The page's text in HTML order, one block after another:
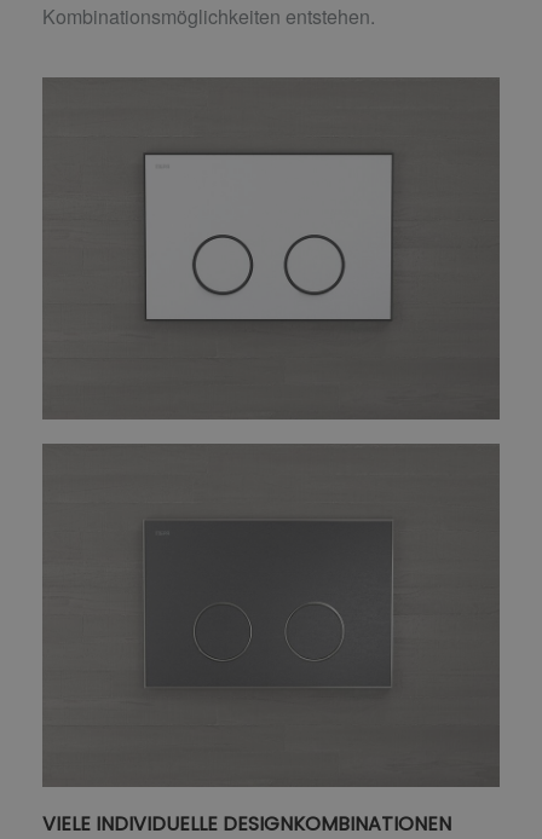
Kombinationsmöglichkeiten entstehen.
VIELE INDIVIDUELLE DESIGNKOMBINATIONEN